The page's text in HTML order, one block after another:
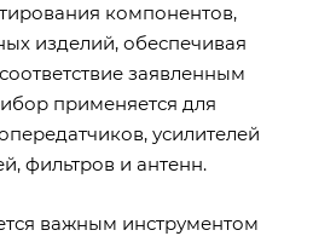
компонентов,
изделий, обеспечивая
заявленным
применяется для
усилителей
фильтров и антенн.
важным инструментом